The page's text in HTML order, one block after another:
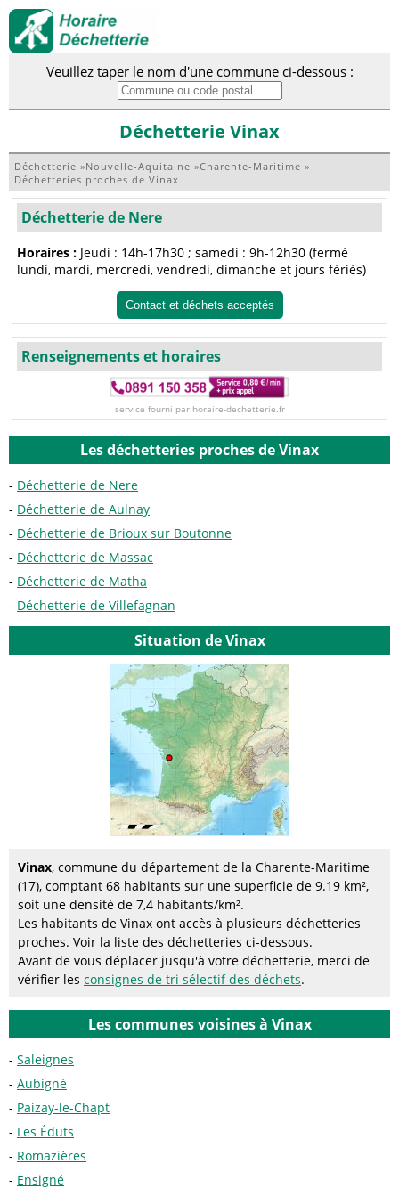
Veuillez taper le nom d'une commune ci-dessous :
Déchetterie Vinax
Déchetterie »Nouvelle-Aquitaine »Charente-Maritime »
Déchetteries proches de Vinax
Déchetterie de Nere
Horaires : Jeudi : 14h-17h30 ; samedi : 9h-12h30 (fermé
lundi, mardi, mercredi, vendredi, dimanche et jours fériés)
Contact et déchets acceptés
Renseignements et horaires
service fourni par horaire-dechetterie.fr
Les déchetteries proches de Vinax
Déchetterie de Nere
Déchetterie de Aulnay
Déchetterie de Brioux sur Boutonne
Déchetterie de Massac
Déchetterie de Matha
Déchetterie de Villefagnan
Situation de Vinax
Vinax, commune du département de la Charente-Maritime
(17), comptant 68 habitants sur une superficie de 9.19 km²,
soit une densité de 7,4 habitants/km².
Les habitants de Vinax ont accès à plusieurs déchetteries
proches. Voir la liste des déchetteries ci-dessous.
Avant de vous déplacer jusqu'à votre déchetterie, merci de
vérifier les consignes de tri sélectif des déchets.
Les communes voisines à Vinax
Saleignes
Aubigné
Paizay-le-Chapt
Les Éduts
Romazières
Ensigné